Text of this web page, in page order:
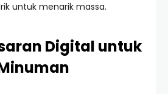
untuk menarik massa.
Digital untuk